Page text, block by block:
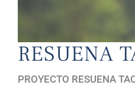
RESUENA
PROYECTO RESUENA